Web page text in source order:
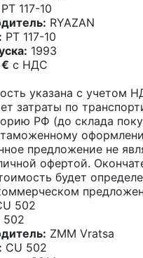
117-10
RYAZAN
PT 117-10
1993
c НДС
указана с учетом
затраты по
РФ (до склада
таможенному
предложение не
офертой.
будет
502
ZMM Vratsa
CU 502